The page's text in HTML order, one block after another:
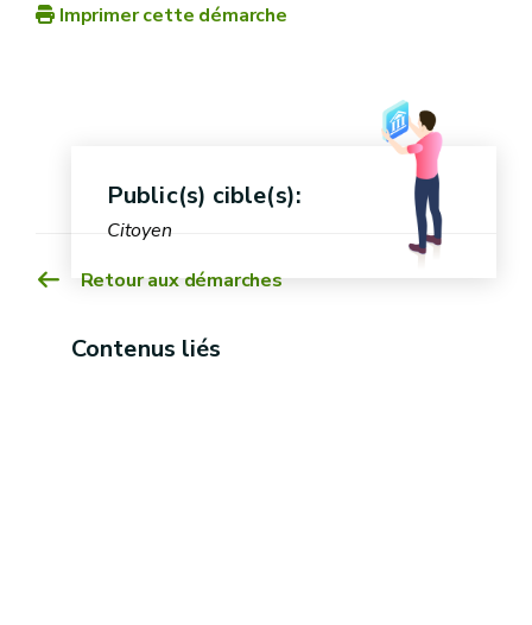
Imprimer cette démarche
Retour aux démarches
Public(s) cible(s):
Citoyen
Contenus liés